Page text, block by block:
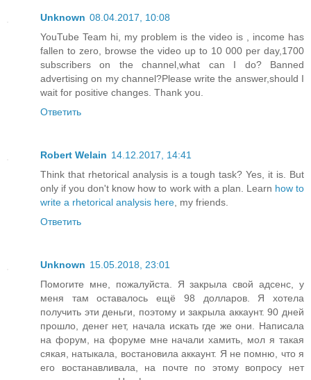
Unknown 08.04.2017, 10:08
YouTube Team hi, my problem is the video is , income has
fallen to zero, browse the video up to 10 000 per day,1700
subscribers on the channel,what can I do? Banned
advertising on my channel?Please write the answer,should I
wait for positive changes. Thank you.
Ответить
Robert Welain 14.12.2017, 14:41
Think that rhetorical analysis is a tough task? Yes, it is. But
only if you don't know how to work with a plan. Learn how to
write a rhetorical analysis here, my friends.
Ответить
Unknown 15.05.2018, 23:01
Помогите мне, пожалуйста. Я закрыла свой адсенс, у
меня там оставалось ещё 98 долларов. Я хотела
получить эти деньги, поэтому и закрыла аккаунт. 90 дней
прошло, денег нет, начала искать где же они. Написала
на форум, на форуме мне начали хамить, мол я такая
сякая, натыкала, востановила аккаунт. Я не помню, что я
его востанавливала, на почте по этому вопросу нет